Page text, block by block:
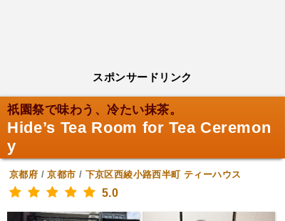
スポンサードリンク
祇園祭で味わう、冷たい抹茶。
Hide’s Tea Room for Tea Ceremon
y
京都府 /京都市 / 下京区西綾小路西半町 ティーハウス
5.0